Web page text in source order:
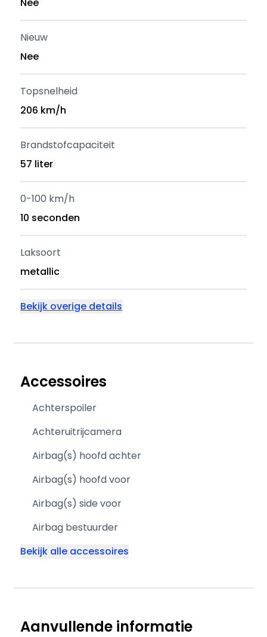
Nieuw
Nee
Topsnelheid
206 km/h
Brandstofcapaciteit
57 liter
0-100 km/h
10 seconden
Laksoort
metallic
Bekijk overige details
Accessoires
Achterspoiler
Achteruitrijcamera
Airbag(s) hoofd achter
Airbag(s) hoofd voor
Airbag(s) side voor
Airbag bestuurder
Bekijk alle accessoires
Aanvullende informatie